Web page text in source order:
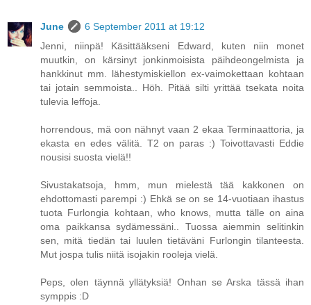
June
6 September 2011 at 19:12
Jenni, niinpä! Käsittääkseni Edward, kuten niin monet
muutkin, on kärsinyt jonkinmoisista päihdeongelmista ja
hankkinut mm. lähestymiskiellon ex-vaimokettaan kohtaan
tai jotain semmoista.. Höh. Pitää silti yrittää tsekata noita
tulevia leffoja.
horrendous, mä oon nähnyt vaan 2 ekaa Terminaattoria, ja
ekasta en edes välitä. T2 on paras :) Toivottavasti Eddie
nousisi suosta vielä!!
Sivustakatsoja, hmm, mun mielestä tää kakkonen on
ehdottomasti parempi :) Ehkä se on se 14-vuotiaan ihastus
tuota Furlongia kohtaan, who knows, mutta tälle on aina
oma paikkansa sydämessäni.. Tuossa aiemmin selitinkin
sen, mitä tiedän tai luulen tietäväni Furlongin tilanteesta.
Mut jospa tulis niitä isojakin rooleja vielä.
Peps, olen täynnä yllätyksiä! Onhan se Arska tässä ihan
symppis :D